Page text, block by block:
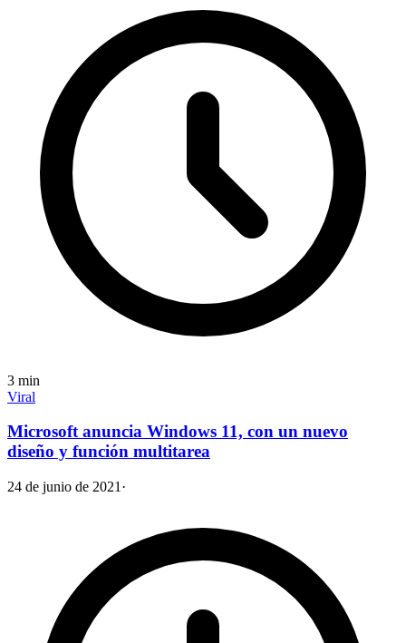
3 min
Viral
Microsoft anuncia Windows 11, con un nuevo
diseño y función multitarea
24 de junio de 2021 ·